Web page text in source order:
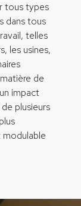
tous types
dans tous
telles
les usines,
de
impact
plusieurs
modulable